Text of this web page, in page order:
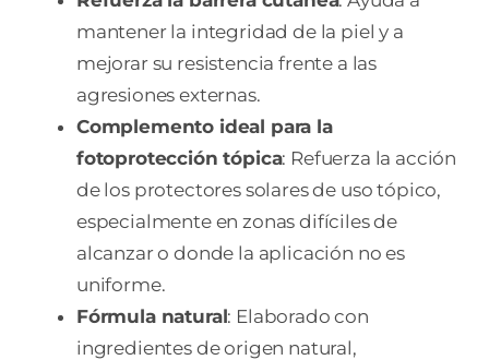
mantener la integridad de la piel y a
mejorar su resistencia frente a las
agresiones externas.
Complemento ideal para la
fotoprotección tópica: Refuerza la acción
de los protectores solares de uso tópico,
especialmente en zonas difíciles de
alcanzar o donde la aplicación no es
uniforme.
Fórmula natural: Elaborado con
ingredientes de origen natural,